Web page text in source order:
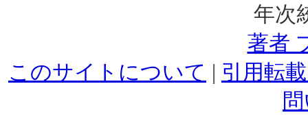
年
著者
このサイトについて | 引用転